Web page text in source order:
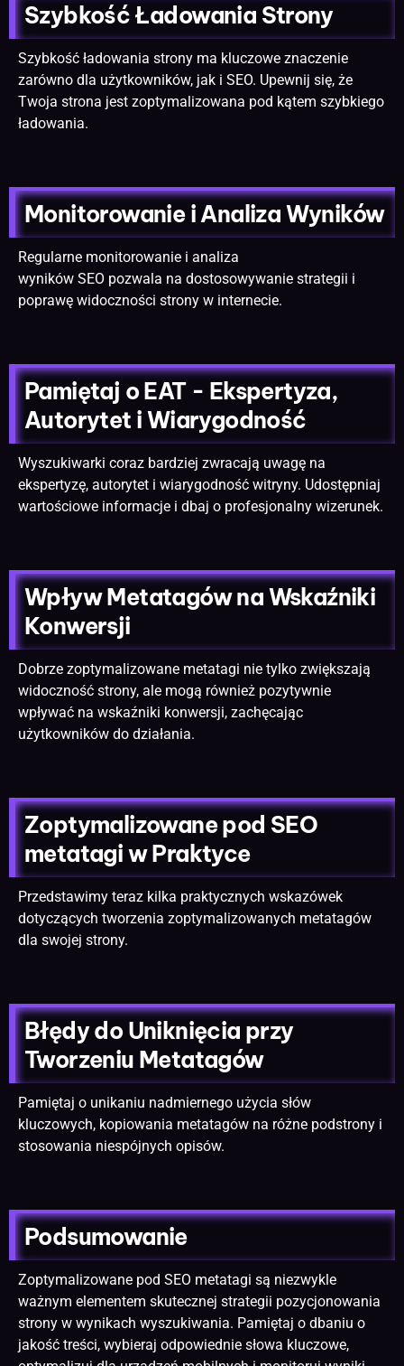
Szybkość Ładowania Strony
Szybkość ładowania strony ma kluczowe znaczenie
zarówno dla użytkowników, jak i SEO. Upewnij się, że
Twoja strona jest zoptymalizowana pod kątem szybkiego
ładowania.
Monitorowanie i Analiza Wyników
Regularne monitorowanie i analiza
wyników SEO pozwala na dostosowywanie strategii i
poprawę widoczności strony w internecie.
Pamiętaj o EAT - Ekspertyza,
Autorytet i Wiarygodność
Wyszukiwarki coraz bardziej zwracają uwagę na
ekspertyzę, autorytet i wiarygodność witryny. Udostępniaj
wartościowe informacje i dbaj o profesjonalny wizerunek.
Wpływ Metatagów na Wskaźniki
Konwersji
Dobrze zoptymalizowane metatagi nie tylko zwiększają
widoczność strony, ale mogą również pozytywnie
wpływać na wskaźniki konwersji, zachęcając
użytkowników do działania.
Zoptymalizowane pod SEO
metatagi w Praktyce
Przedstawimy teraz kilka praktycznych wskazówek
dotyczących tworzenia zoptymalizowanych metatagów
dla swojej strony.
Błędy do Uniknięcia przy
Tworzeniu Metatagów
Pamiętaj o unikaniu nadmiernego użycia słów
kluczowych, kopiowania metatagów na różne podstrony i
stosowania niespójnych opisów.
Podsumowanie
Zoptymalizowane pod SEO metatagi są niezwykle
ważnym elementem skutecznej strategii pozycjonowania
strony w wynikach wyszukiwania. Pamiętaj o dbaniu o
jakość treści, wybieraj odpowiednie słowa kluczowe,